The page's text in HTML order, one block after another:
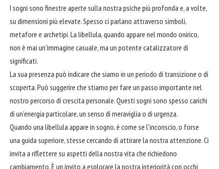
I sogni sono finestre aperte sulla nostra psiche più profonda e, a volte,
su dimensioni più elevate. Spesso ci parlano attraverso simboli,
metafore e archetipi. La libellula, quando appare nel mondo onirico,
non è mai un'immagine casuale, ma un potente catalizzatore di
significati.
La sua presenza può indicare che siamo in un periodo di transizione o di
scoperta. Può suggerire che stiamo per fare un passo importante nel
nostro percorso di crescita personale. Questi sogni sono spesso carichi
di un'energia particolare, un senso di meraviglia o di urgenza.
Quando una libellula appare in sogno, è come se l'inconscio, o forse
una guida superiore, stesse cercando di attirare la nostra attenzione. Ci
invita a riflettere su aspetti della nostra vita che richiedono
cambiamento. È un invito a esplorare la nostra interiorità con occhi